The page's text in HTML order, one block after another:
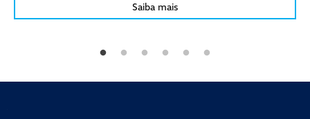
Saiba mais